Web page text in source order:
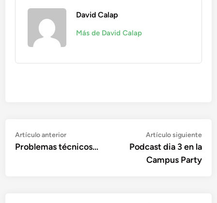
David Calap
Más de David Calap
Navegación
de
Artículo anteriorArtículo
anterior:
Problemas técnicos…
Artículo siguiente
Podcast dia 3 en la
Campus Party